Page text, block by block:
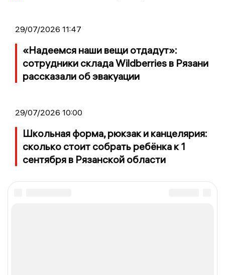
29/07/2026 11:47
«Надеемся наши вещи отдадут»:
сотрудники склада Wildberries в Рязани
рассказали об эвакуации
29/07/2026 10:00
Школьная форма, рюкзак и канцелярия:
сколько стоит собрать ребёнка к 1
сентября в Рязанской области